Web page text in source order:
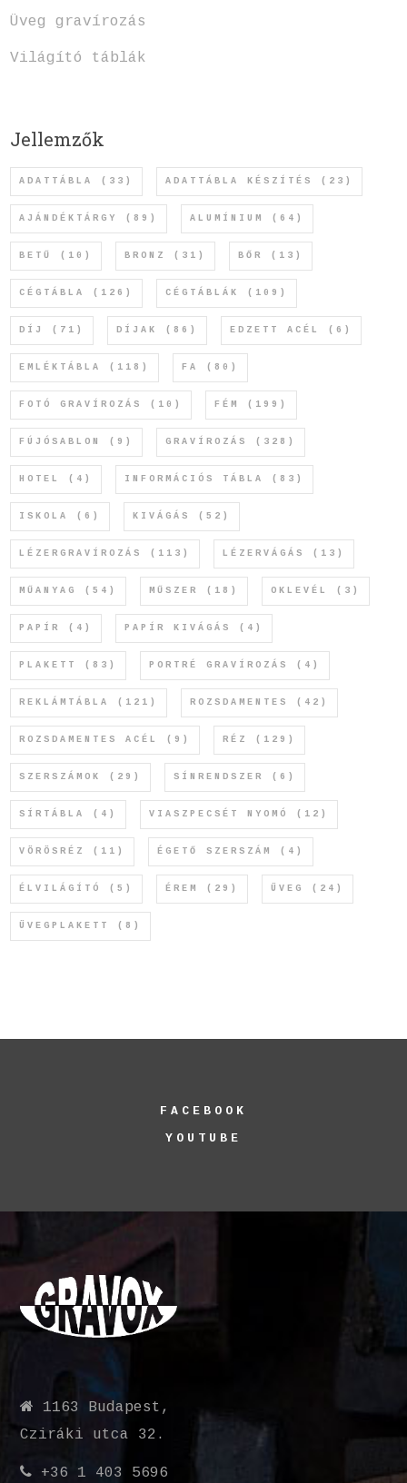
Üveg gravírozás
Világító táblák
Jellemzők
ADATTÁBLA (33) ADATTÁBLA KÉSZÍTÉS (23)
AJÁNDÉKTÁRGY (89) ALUMÍNIUM (64)
BETŰ (10) BRONZ (31) BŐR (13)
CÉGTÁBLA (126) CÉGTÁBLÁK (109)
DÍJ (71) DÍJAK (86) EDZETT ACÉL (6)
EMLÉKTÁBLA (118) FA (80)
FOTÓ GRAVÍROZÁS (10) FÉM (199)
FÚJÓSABLON (9) GRAVÍROZÁS (328)
HOTEL (4) INFORMÁCIÓS TÁBLA (83)
ISKOLA (6) KIVÁGÁS (52)
LÉZERGRAVÍROZÁS (113) LÉZERVÁGÁS (13)
MŰANYAG (54) MŰSZER (18) OKLEVÉL (3)
PAPÍR (4) PAPÍR KIVÁGÁS (4)
PLAKETT (83) PORTRÉ GRAVÍROZÁS (4)
REKLÁMTÁBLA (121) ROZSDAMENTES (42)
ROZSDAMENTES ACÉL (9) RÉZ (129)
SZERSZÁMOK (29) SÍNRENDSZER (6)
SÍRTÁBLA (4) VIASZPECSÉT NYOMÓ (12)
VÖRÖSRÉZ (11) ÉGETŐ SZERSZÁM (4)
ÉLVILÁGÍTÓ (5) ÉREM (29) ÜVEG (24)
ÜVEGPLAKETT (8)
FACEBOOK
YOUTUBE
1163 Budapest,
Cziráki utca 32.
+36 1 403 5696